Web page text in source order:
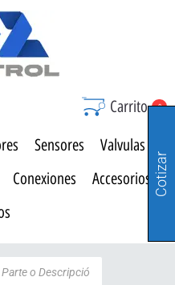
Carrito 0
Sensores
Valvulas
Conexiones
Accesorios Cotizar